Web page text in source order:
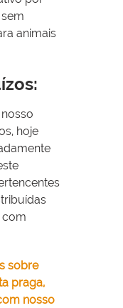
animais
hoje
com
sobre
praga,
nosso